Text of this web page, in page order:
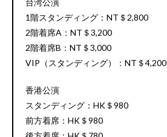
台湾公演
1階スタンディング：NT＄2,800
2階着席A：NT＄3,200
2階着席B：NT＄3,000
VIP（スタンディング）：NT＄4,200
香港公演
スタンディング：HK＄980
前方着席：HK＄980